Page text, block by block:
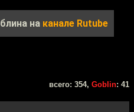
на канале Rutube
всего: 354, Goblin: 41